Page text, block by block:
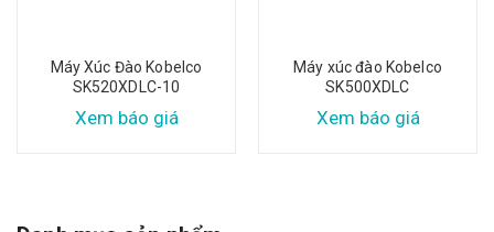
Máy Xúc Đào Kobelco
SK520XDLC-10
Xem báo giá
Máy xúc đào Kobelco
SK500XDLC
Xem báo giá